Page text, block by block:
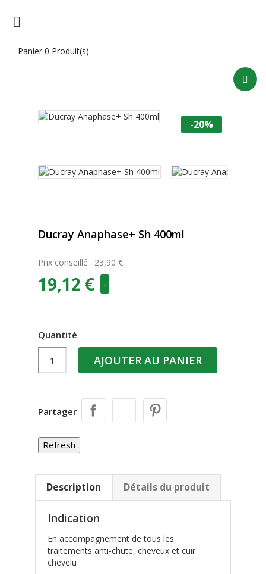

Panier 0 Produit(s)
-20%
Ducray Anaphase+ Sh 400ml
Prix conseillé : 23,90 €
19,12 € -
Quantité
AJOUTER AU PANIER
Partager
Description Détails du produit
Indication
En accompagnement de tous les
traitements anti-chute, cheveux et cuir
chevelu